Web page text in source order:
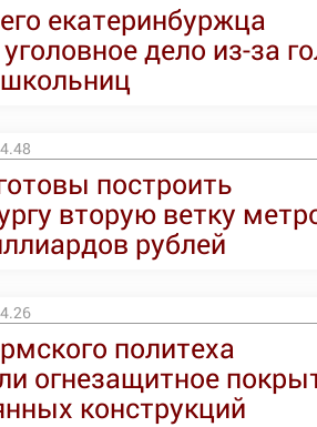
екатеринбуржца
дело из-за
построить
вторую ветку
рублей
политеха
огнезащитное
конструкций